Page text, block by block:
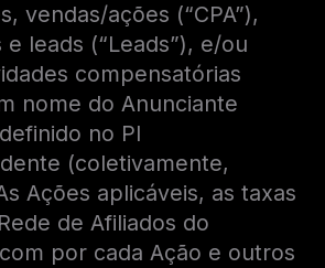
vendas/ações (“CPA”),
e leads (“Leads”), e/ou
compensatórias
nome do Anunciante
no PI
(coletivamente,
Ações aplicáveis, as taxas
de Afiliados do
por cada Ação e outros